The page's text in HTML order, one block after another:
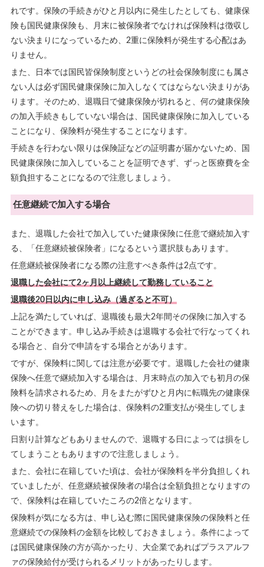
れです。保険の手続きがひと月以内に発生したとしても、健康保
険も国民健康保険も、月末に被保険者でなければ保険料は徴収し
ない決まりになっているため、2重に保険料が発生する心配はあ
りません。
また、日本では国民皆保険制度というどの社会保険制度にも属さ
ない人は必ず国民健康保険に加入しなくてはならない決まりがあ
ります。そのため、退職日で健康保険が切れると、何の健康保険
の加入手続きもしていない場合は、国民健康保険に加入している
ことになり、保険料が発生することになります。
手続きを行わない限りは保険証などの証明書が届かないため、国
民健康保険に加入していることを証明できず、ずっと医療費を全
額負担することになるので注意しましょう。
任意継続で加入する場合
また、退職した会社で加入していた健康保険に任意で継続加入す
る、「任意継続被保険者」になるという選択肢もあります。
任意継続被保険者になる際の注意すべき条件は2点です。
退職した会社にて2ヶ月以上継続して勤務していること
退職後20日以内に申し込み（過ぎると不可）
上記を満たしていれば、退職後も最大2年間その保険に加入する
ことができます。申し込み手続きは退職する会社で行なってくれ
る場合と、自分で申請をする場合とがあります。
ですが、保険料に関しては注意が必要です。退職した会社の健康
保険へ任意で継続加入する場合は、月末時点の加入でも初月の保
険料を請求されるため、月をまたがずひと月内に転職先の健康保
険への切り替えをした場合は、保険料の2重支払が発生してしま
います。
日割り計算などもありませんので、退職する日によっては損をし
てしまうこともありますので注意しましょう。
また、会社に在籍していた頃は、会社が保険料を半分負担しくれ
ていましたが、任意継続被保険者の場合は全額負担となりますの
で、保険料は在籍していたころの2倍となります。
保険料が気になる方は、申し込む際に国民健康保険の保険料と任
意継続での保険料の金額を比較しておきましょう。条件によって
は国民健康保険の方が高かったり、大企業であればプラスアルフ
ァの保険給付が受けられるメリットがあったりします。